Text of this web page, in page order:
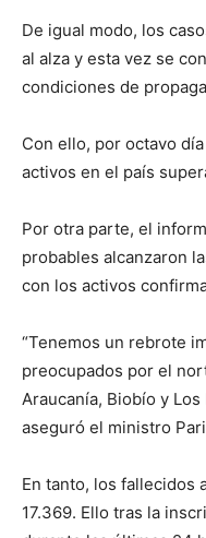
De igual modo, los
al alza y esta vez se
condiciones de
Con ello, por octavo
activos en el país
Por otra parte, el
probables alcanzaron
con los activos
“Tenemos un rebrote
preocupados por el
Araucanía, Biobío y
aseguró el ministro
En tanto, los fallecidos
17.369. Ello tras la